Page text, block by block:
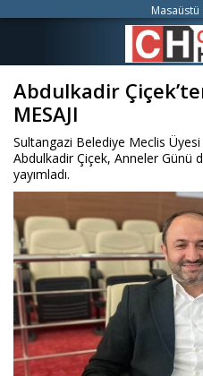
Abdulkadir
MESAJI
Sultangazi Belediye Meclis Üyesi
Abdulkadir Çiçek, Anneler Günü
yayımladı.